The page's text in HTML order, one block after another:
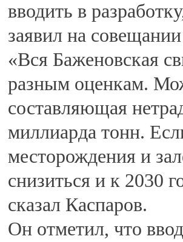
вводить в
заявил на
«Вся Баженовская
разным оценкам.
составляющая
миллиарда тонн.
месторождения и
снизиться и к 2030
сказал Каспаров.
Он отметил, что